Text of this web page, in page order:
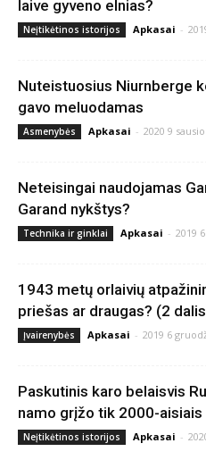
laive gyveno elnias?
Neįtikėtinos istorijos Apkasai -
Nuteistuosius Niurnberge
gavo meluodamas
Asmenybės Apkasai - 2020 9 sausio
Neteisingai naudojamas
Garand nykštys?
Technika ir ginklai Apkasai - 2019
1943 metų orlaivių
priešas ar draugas? (2
Įvairenybės Apkasai - 2019 6
Paskutinis karo belaisvis
namo grįžo tik 2000-aisiais
Neįtikėtinos istorijos Apkasai -